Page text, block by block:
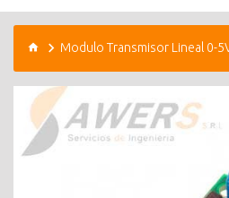
Modulo Transmisor Lineal 0-